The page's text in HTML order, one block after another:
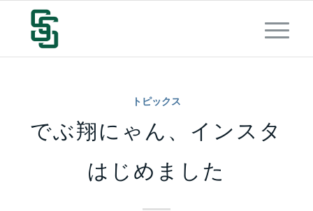
トピックス
でぶ翔にゃん、インスタ
はじめました